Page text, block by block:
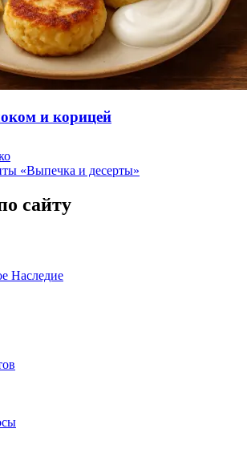
и корицей
«Выпечка и десерты»
сайту
Наследие